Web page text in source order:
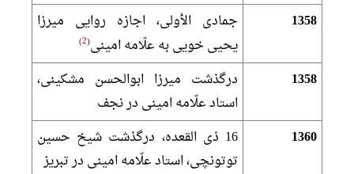
1358
جمادى الأولى، اجازه روايى ميرزا
يحيى خويى به علّامه امينى 2
1358
درگذشت ميرزا ابوالحسن مشكينى،
استاد علّامه امينى در نجف‏
1360
16 ذى القعده، درگذشت شيخ حسين
توتونچى، استاد علّامه امينى در تبريز